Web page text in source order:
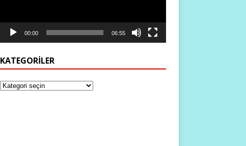
00:00 06:55
KATEGORILER